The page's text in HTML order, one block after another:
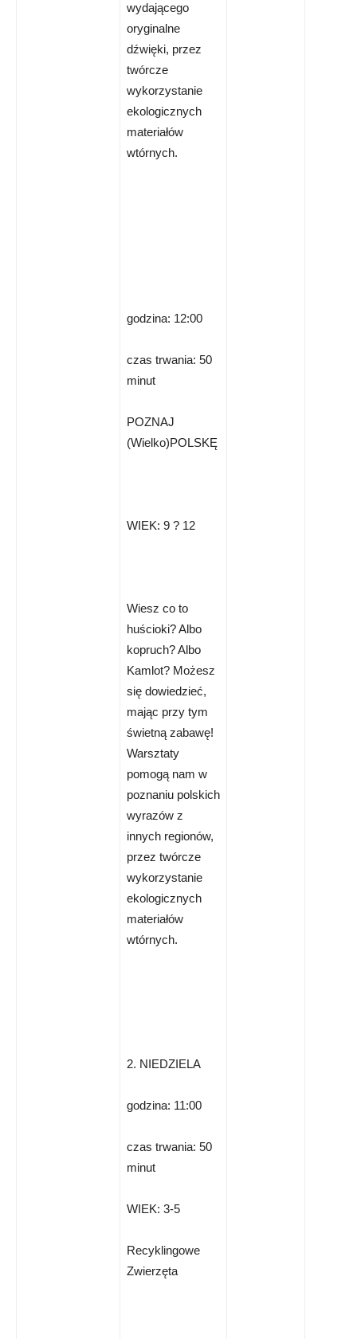
wydającego
oryginalne
dźwięki, przez
twórcze
wykorzystanie
ekologicznych
materiałów
wtórnych.
godzina: 12:00
czas trwania: 50
minut
POZNAJ
(Wielko)POLSKĘ
WIEK: 9 ? 12
Wiesz co to
huścioki? Albo
kopruch? Albo
Kamlot? Możesz
się dowiedzieć,
mając przy tym
świetną zabawę!
Warsztaty
pomogą nam w
poznaniu polskich
wyrazów z
innych regionów,
przez twórcze
wykorzystanie
ekologicznych
materiałów
wtórnych.
2. NIEDZIELA
godzina: 11:00
czas trwania: 50
minut
WIEK: 3-5
Recyklingowe
Zwierzęta